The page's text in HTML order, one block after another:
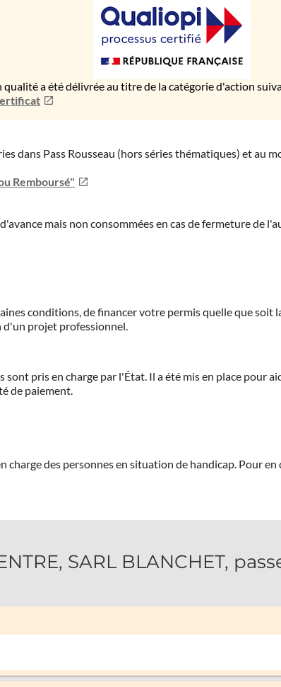
a été délivrée au titre de la catégorie d'action
dans Pass Rousseau (hors séries thématiques) et au
Remboursé"
mais non consommées en cas de fermeture de
conditions, de financer votre permis quelle que soit
projet professionnel.
pris en charge par l'État. Il a été mis en place pour
de paiement.
charge des personnes en situation de handicap. Pour en
SARL BLANCHET,